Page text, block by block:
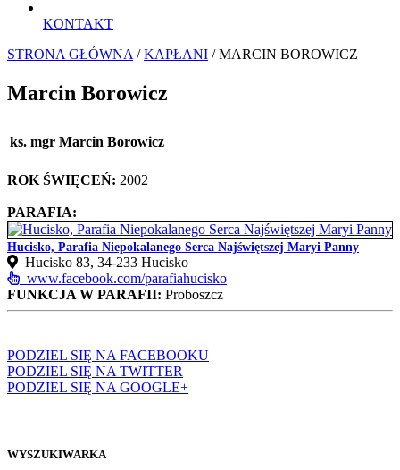
KONTAKT
STRONA GŁÓWNA /KAPŁANI / MARCIN BOROWICZ
Marcin Borowicz
ks. mgr Marcin Borowicz
ROK ŚWIĘCEŃ: 2002
PARAFIA:
Hucisko, Parafia Niepokalanego Serca Najświętszej Maryi Panny
Hucisko 83, 34‑233 Hucisko
www.facebook.com/parafiahucisko
FUNKCJA W PARAFII: Proboszcz
PODZIEL SIĘ NA FACEBOOKU
PODZIEL SIĘ NA TWITTER
PODZIEL SIĘ NA GOOGLE+
WYSZUKIWARKA